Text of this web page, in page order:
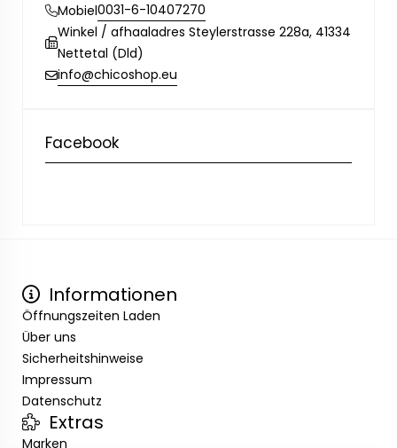
Mobiel0031-6-10407270
Winkel / afhaaladres Steylerstrasse 228a, 41334
Nettetal (Dld)
info@chicoshop.eu
Facebook
Informationen
Öffnungszeiten Laden
Über uns
Sicherheitshinweise
Impressum
Datenschutz
Extras
Marken